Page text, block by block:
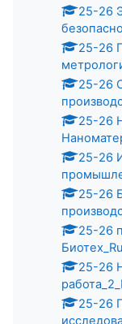
25-26
25-26
25-26
25-26
25-26
25-26
25-26
25-26
25-26